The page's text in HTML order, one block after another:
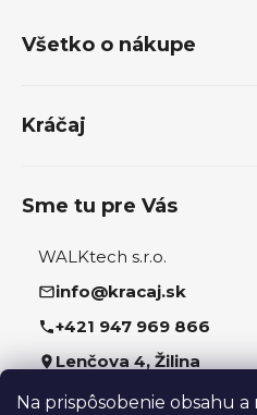
Na prispôsobenie obsahu
Všetko o nákupe
Kráčaj
Sme tu pre Vás
WALKtech s.r.o.
info@kracaj.sk
+421 947 969 866
Lenčova 4, Žilina
Sledujte nás